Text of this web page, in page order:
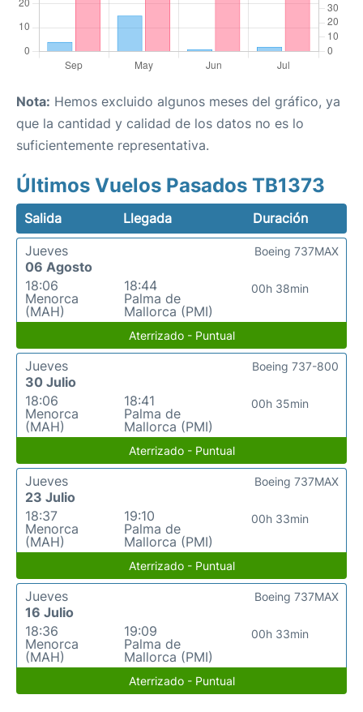
Nota: Hemos excluido algunos meses del gráfico, ya
que la cantidad y calidad de los datos no es lo
suficientemente representativa.
Últimos Vuelos Pasados TB1373
Salida Llegada
Duración
Jueves
06 Agosto
18:06
Menorca
(MAH)
18:44
Palma de
Mallorca (PMI)
00h 38min
Boeing 737MAX
Aterrizado - Puntual
Jueves
30 Julio
18:06
Menorca
(MAH)
18:41
Palma de
Mallorca (PMI)
00h 35min
Boeing 737-800
Aterrizado - Puntual
Jueves
23 Julio
18:37
Menorca
(MAH)
19:10
Palma de
Mallorca (PMI)
00h 33min
Boeing 737MAX
Aterrizado - Puntual
Jueves
16 Julio
18:36
Menorca
(MAH)
19:09
Palma de
Mallorca (PMI)
00h 33min
Boeing 737MAX
Aterrizado - Puntual